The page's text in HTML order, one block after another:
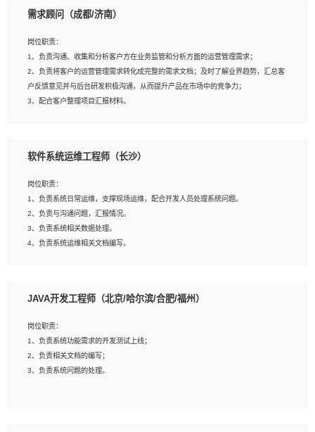
2、2年以上图像处理开发经验，熟悉python和spark开发；
建深度学习系统环境；
4、熟悉OPENCV、HALCON等常用图像处理软件，熟练进行图像处理；
5、熟悉主流的分类算法、聚类算法和关联分析算法原理，能熟练使用神经网络算法
的进行业务建模；
6、对OCR领域有深入的研究，熟悉模型调参，压缩和整型化方法；
需求顾问（成都/济南）
岗位职责：
1、负责沟通、收集和分析客户方在业务监管和分析方面的运营管理需求；
2、负责将客户的运营管理需求转化成完整的需求文档；及时了解业界趋势，汇总客
户反馈意见并与后台研发积极沟通，从而提升产品在市场中的竞争力；
3、配合客户整理项目汇报材料。
1、3年以上运营或解决方案的工作经验。
征，可独立提出完整的优化方案,并推动方案执行达成结果；熟练使用PPT、
WORD、EXCEL等办公软件；
3、深入理解公司各项AI产品和技术信息；具有较强的文档编写能力，能独立撰写
PPT、方案建议书等，面试时需携带个人制作的专业PPT文件进行展示。
软件系统运维工程师（长沙）
岗位职责：
1、负责系统日常运维，支撑现场运维，配合开发人员处理系统问题。
2、负责与沟通问题，汇报情况。
3、负责系统相关数据处理。
4、负责系统运维相关文档编写。
岗位要求：
2、精通linux命令。
3、熟悉oracle、mysql 数据库。
4、善于沟通，具有良好的团队合作精神和协作能力。
5、必须有实际的生产环境系统维护经验。
JAVA开发工程师（北京/哈尔滨/合肥/福州）
岗位职责：
1、负责系统功能需求的开发测试上线；
2、负责相关文档的编写；
3、负责系统问题的处理。